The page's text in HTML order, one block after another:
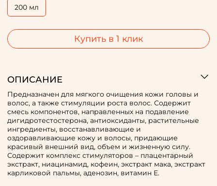
Купить в 1 клик
200 мл
ОПИСАНИЕ
Предназначен для мягкого очищения кожи головы и
волос, а также стимуляции роста волос. Содержит
смесь компонентов, направленных на подавление
дигидротестостерона, антиоксиданты, растительные
ингредиенты, восстанавливающие и
оздоравливающие кожу и волосы, придающие
красивый внешний вид, объем и жизненную силу.
Содержит комплекс стимуляторов – плацентарный
экстракт, ниацинамид, кофеин, экстракт мака, экстракт
карликовой пальмы, аденозин, витамин Е.